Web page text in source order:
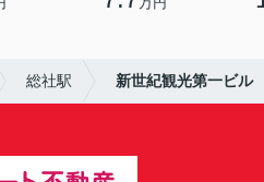
総社駅 新世紀観光第一ビル